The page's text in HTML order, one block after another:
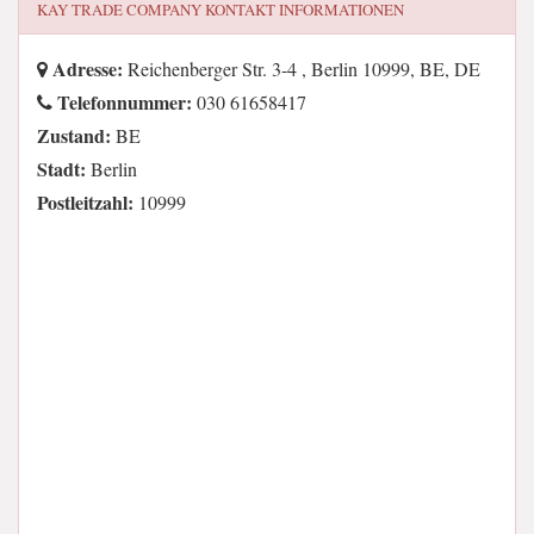
KAY TRADE COMPANYKONTAKT INFORMATIONEN
Adresse: Reichenberger Str. 3-4 , Berlin 10999, BE, DE
Telefonnummer: 030 61658417
Zustand: BE
Stadt: Berlin
Postleitzahl: 10999